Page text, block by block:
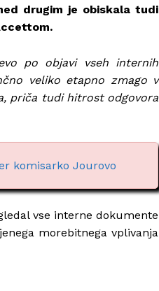
drugim je obiskala tudi
po objavi vseh internih
veliko etapno zmago v
priča tudi hitrost odgovora
komisarko Jourovo
vse interne dokumente
morebitnega vplivanja